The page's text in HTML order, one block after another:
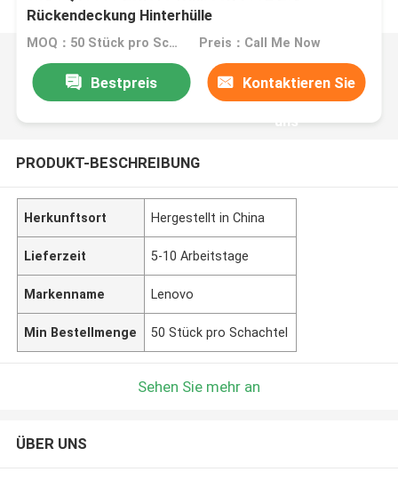
Rückendeckung Hinterhülle
MOQ：50 Stück pro Schachtel Preis：Call Me Now
Bestpreis Kontaktieren Sie
uns
PRODUKT-BESCHREIBUNG
Herkunftsort Hergestellt in China
Lieferzeit 5-10 Arbeitstage
Markenname Lenovo
Min Bestellmenge 50 Stück pro Schachtel
Sehen Sie mehr an
ÜBER UNS